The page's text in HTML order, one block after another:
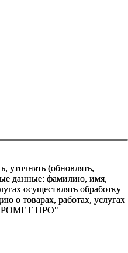
уточнять (обновлять,
данные: фамилию, имя,
осуществлять обработку
о товарах, работах, услугах
ПРО"